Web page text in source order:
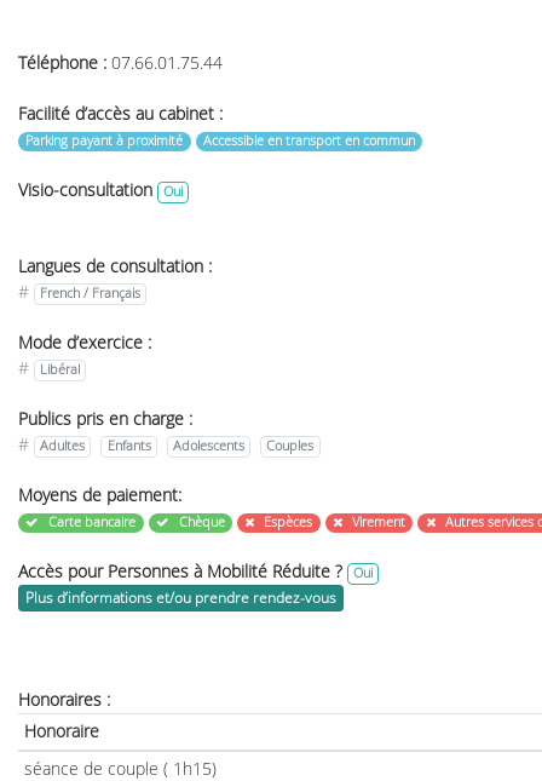
Téléphone : 07.66.01.75.44
Facilité d’accès au cabinet :
Parking payant à proximité Accessible en transport en commun
Visio-consultation Oui
Langues de consultation :
#
French / Français
Mode d’exercice :
#
Libéral
Publics pris en charge :
#
Adultes Enfants Adolescents Couples
Moyens de paiement:
Carte bancaire Chèque Espèces Virement Autres services
Accès pour Personnes à Mobilité Réduite ? Oui
Plus d’informations et/ou prendre rendez-vous
Honoraires :
Honoraire
séance de couple ( 1h15)